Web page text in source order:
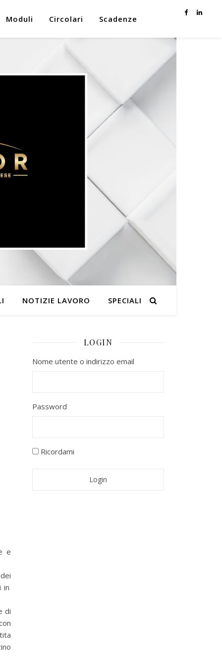
Moduli Circolari Scadenze
NOTIZIE LAVORO SPECIALI
e
in
di
LOGIN
Nome utente o indirizzo email
Password
Ricordami